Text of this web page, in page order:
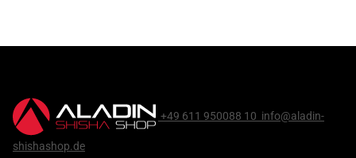
+49 611 950088 10 info@aladin-
shishashop.de